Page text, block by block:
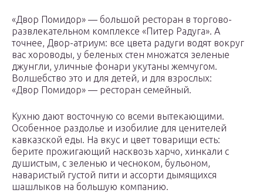
«Двор Помидор» — большой ресторан в торгово-
развлекательном комплексе «Питер Радуга». А
точнее, Двор-атриум: все цвета радуги водят вокруг
вас хороводы, у беленых стен множатся зеленые
джунгли, уличные фонари укутаны жемчугом.
Волшебство это и для детей, и для взрослых:
«Двор Помидор» — ресторан семейный.
Кухню дают восточную со всеми вытекающими.
Особенное раздолье и изобилие для ценителей
кавказской еды. На вкус и цвет товарищи есть:
берите прожигающий насквозь харчо, хинкали с
душистым, с зеленью и чесноком, бульоном,
наваристый густой пити и ассорти дымящихся
шашлыков на большую компанию.